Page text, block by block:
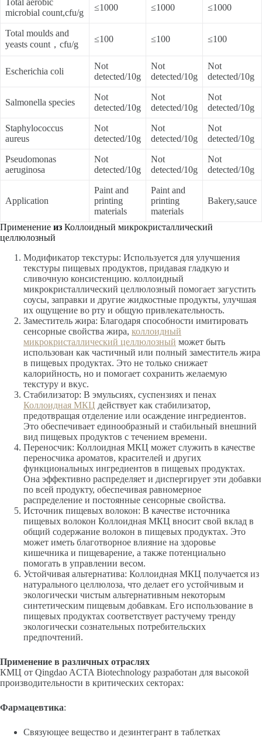
Total aerobic
microbial count,cfu/g
≤1000 ≤1000 ≤1000
Total moulds and
yeasts count，cfu/g
≤100 ≤100 ≤100
Escherichia coli
Not
detected/10g
Not
detected/10g
Not
detected/10g
Salmonella species
Not
detected/10g
Not
detected/10g
Not
detected/10g
Staphylococcus
aureus
Not
detected/10g
Not
detected/10g
Not
detected/10g
Pseudomonas
aeruginosa
Not
detected/10g
Not
detected/10g
Not
detected/10g
Application
Paint and
printing
materials
Paint and
printing
materials
Bakery,sauce
Применение из Коллоидный микрокристаллический
целлюлозный
Модификатор текстуры: Используется для улучшения
текстуры пищевых продуктов, придавая гладкую и
сливочную консистенцию. коллоидный
микрокристаллический целлюлозный помогает загустить
соусы, заправки и другие жидкостные продукты, улучшая
их ощущение во рту и общую привлекательность.
Заместитель жира: Благодаря способности имитировать
сенсорные свойства жира, коллоидный
микрокристаллический целлюлозный может быть
использован как частичный или полный заместитель жира
в пищевых продуктах. Это не только снижает
калорийность, но и помогает сохранить желаемую
текстуру и вкус.
Стабилизатор: В эмульсиях, суспензиях и пенах
Коллоидная МКЦ действует как стабилизатор,
предотвращая отделение или осаждение ингредиентов.
Это обеспечивает единообразный и стабильный внешний
вид пищевых продуктов с течением времени.
Переносчик: Коллоидная МКЦ может служить в качестве
переносчика ароматов, красителей и других
функциональных ингредиентов в пищевых продуктах.
Она эффективно распределяет и диспергирует эти добавки
по всей продукту, обеспечивая равномерное
распределение и постоянные сенсорные свойства.
Источник пищевых волокон: В качестве источника
пищевых волокон Коллоидная МКЦ вносит свой вклад в
общий содержание волокон в пищевых продуктах. Это
может иметь благотворное влияние на здоровье
кишечника и пищеварение, а также потенциально
помогать в управлении весом.
Устойчивая альтернатива: Коллоидная МКЦ получается из
натурального целлюлоза, что делает его устойчивым и
экологически чистым альтернативным некоторым
синтетическим пищевым добавкам. Его использование в
пищевых продуктах соответствует растучему тренду
экологически сознательных потребительских
предпочтений.
Применение в различных отраслях
КМЦ от Qingdao ACTA Biotechnology разработан для высокой
производительности в критических секторах:
Фармацевтика:
Связующее вещество и дезинтегрант в таблетках